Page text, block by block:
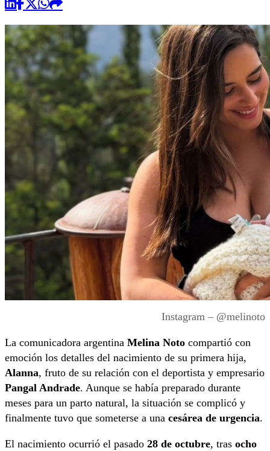
Instagram – @melinoto
La comunicadora argentina Melina Noto compartió con
emoción los detalles del nacimiento de su primera hija,
Alanna, fruto de su relación con el deportista y empresario
Pangal Andrade. Aunque se había preparado durante
meses para un parto natural, la situación se complicó y
finalmente tuvo que someterse a una cesárea de urgencia.
El nacimiento ocurrió el pasado 28 de octubre, tras ocho